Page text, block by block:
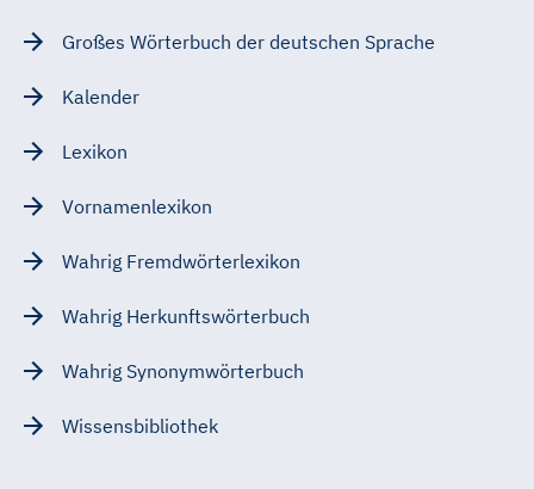
Großes Wörterbuch der deutschen Sprache
Kalender
Lexikon
Vornamenlexikon
Wahrig Fremdwörterlexikon
Wahrig Herkunftswörterbuch
Wahrig Synonymwörterbuch
Wissensbibliothek